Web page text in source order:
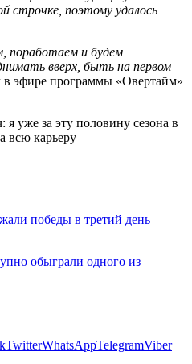
строчке, поэтому удалось
поработаем и будем
вверх, быть на первом
эфире программы «Овертайм»
победы в третий день
обыграли одного из
TwitterWhatsAppTelegramViber